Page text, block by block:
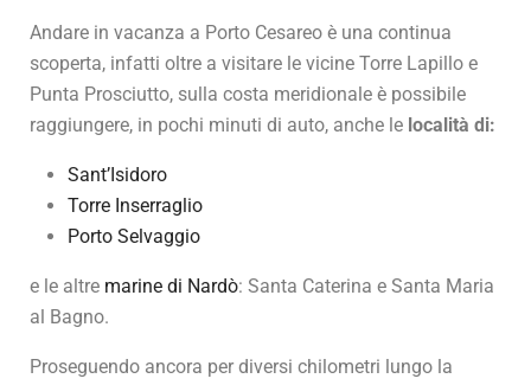
Andare in vacanza a Porto Cesareo è una continua
scoperta, infatti oltre a visitare le vicine Torre Lapillo e
Punta Prosciutto, sulla costa meridionale è possibile
raggiungere, in pochi minuti di auto, anche le località di:
Sant’Isidoro
Torre Inserraglio
Porto Selvaggio
e le altre marine di Nardò: Santa Caterina e Santa Maria
al Bagno.
Proseguendo ancora per diversi chilometri lungo la